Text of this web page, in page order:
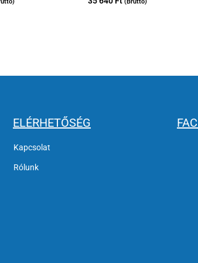
(Bruttó)
ELÉRHETŐSÉG
Kapcsolat
Rólunk